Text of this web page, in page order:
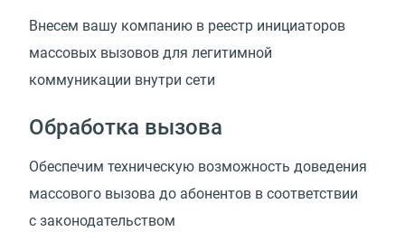
Внесем вашу компанию в реестр инициаторов
массовых вызовов для легитимной
коммуникации внутри сети
Обработка вызова
Обеспечим техническую возможность доведения
массового вызова до абонентов в соответствии
с законодательством